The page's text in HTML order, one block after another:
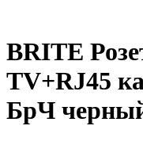
BRITE
TV+RJ45
БрЧ